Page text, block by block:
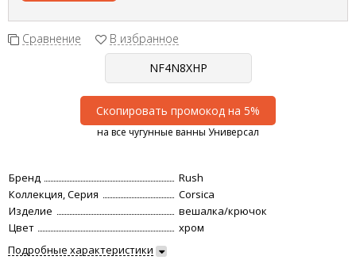
Сравнение В избранное
Скопировать промокод на 5%
на все чугунные ванны Универсал
Бренд
Rush
Коллекция, Серия
Corsica
Изделие
вешалка/крючок
Цвет
хром
Подробные характеристики